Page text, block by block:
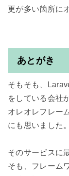
更が多い箇所に
あとがき
そもそも、
をしている会社
オレオレフレー
にも思いました。
そのサービスに
そも、フレーム